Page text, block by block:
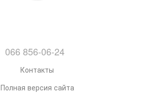
066 856-06-24
Контакты
Полная версия сайта